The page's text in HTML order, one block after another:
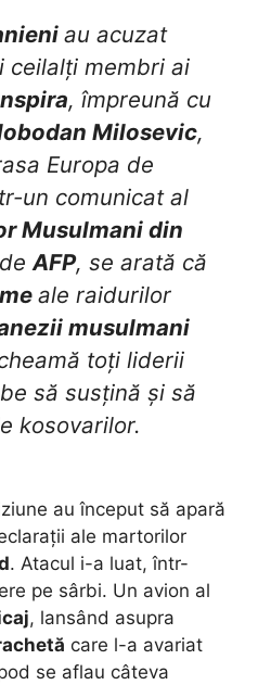
au acuzat
ceilalți membri ai
, împreună cu
Milosevic,
Europa de
un comunicat al
Musulmani din
AFP, se arată că
ale raidurilor
musulmani
toți liderii
să susțină și să
kosovarilor.
au început să apară
ale martorilor
. Atacul i-a luat, într-
pe sârbi. Un avion al
, lansând asupra
care l-a avariat
se aflau câteva